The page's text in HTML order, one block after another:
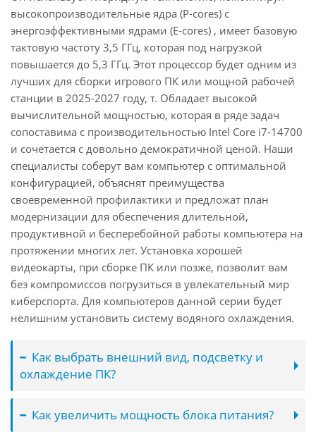
высокопроизводительные ядра (P-cores) с
энергоэффективными ядрами (E-cores) , имеет базовую
тактовую частоту 3,5 ГГц, которая под нагрузкой
повышается до 5,3 ГГц. Этот процессор будет одним из
лучших для сборки игрового ПК или мощной рабочей
станции в 2025-2027 году, т. Обладает высокой
вычислительной мощностью, которая в ряде задач
сопоставима с производительностью Intel Core i7-14700
и сочетается с довольно демократичной ценой. Наши
специалисты соберут вам компьютер с оптимальной
конфигурацией, объяснят преимущества
своевременной профилактики и предложат план
модернизации для обеспечения длительной,
продуктивной и бесперебойной работы компьютера на
протяжении многих лет. Установка хорошей
видеокарты, при сборке ПК или позже, позволит вам
без компромиссов погрузиться в увлекательный мир
киберспорта. Для компьютеров данной серии будет
нелишним установить систему водяного охлаждения.
Как выбрать внешний вид, подсветку и
охлаждение ПК?
Как увеличить мощность блока питания?